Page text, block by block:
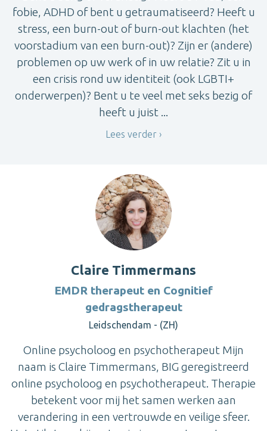
fobie, ADHD of bent u getraumatiseerd? Heeft u
stress, een burn-out of burn-out klachten (het
voorstadium van een burn-out)? Zijn er (andere)
problemen op uw werk of in uw relatie? Zit u in
een crisis rond uw identiteit (ook LGBTI+
onderwerpen)? Bent u te veel met seks bezig of
heeft u juist ...
Lees verder
Claire Timmermans
EMDR therapeut en Cognitief
gedragstherapeut
Leidschendam - (ZH)
Online psycholoog en psychotherapeut Mijn
naam is Claire Timmermans, BIG geregistreerd
online psycholoog en psychotherapeut. Therapie
betekent voor mij het samen werken aan
verandering in een vertrouwde en veilige sfeer.